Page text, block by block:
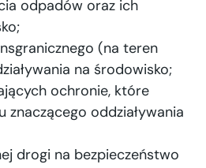
odpadów oraz ich
(na teren
na środowisko;
ochronie, które
znaczącego oddziaływania
drogi na bezpieczeństwo